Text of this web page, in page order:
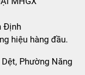
Định
hiệu hàng đầu.
Phường Năng